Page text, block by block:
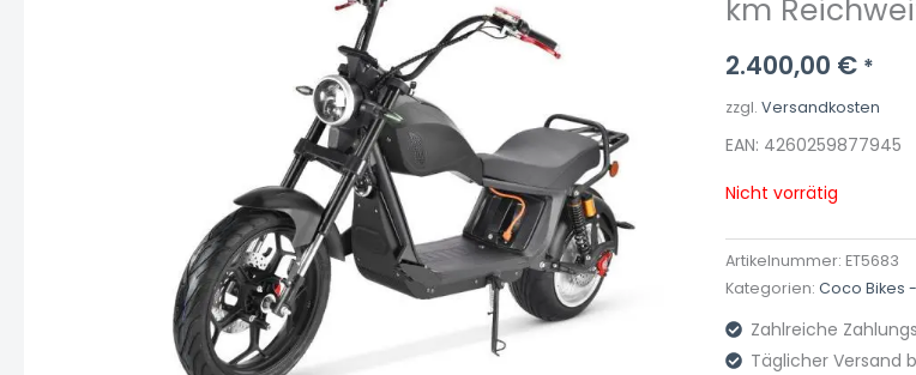
km
2.400,00 € *
zzgl. Versandkosten
EAN: 4260259877945
Nicht vorrätig
Artikelnummer: ET5683
Kategorien: Coco Bikes
Zahlreiche
Täglicher Versand